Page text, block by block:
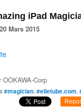
iPad
Mars 2015
OOKAWA-Corp
#magician, #elletube.com,